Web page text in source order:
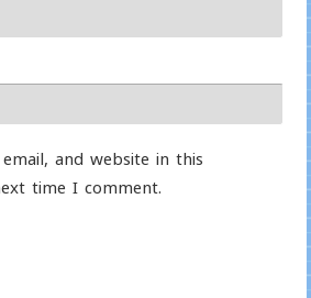
and website in this
time I comment.